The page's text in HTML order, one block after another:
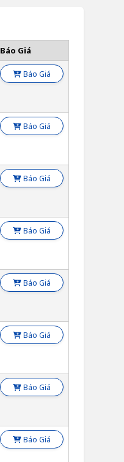
Báo Giá
Báo Giá
Báo Giá
Báo Giá
Báo Giá
Báo Giá
Báo Giá
Báo Giá
Báo Giá